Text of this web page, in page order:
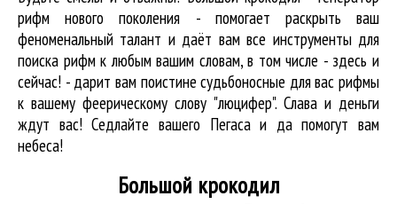
рифм нового поколения - помогает раскрыть ваш
феноменальный талант и даёт вам все инструменты для
поиска рифмк любым вашим словам, в том числе - здесь и
сейчас! - дарит вам поистине судьбоносные для вас рифмы
к вашему феерическому слову "люцифер". Слава и деньги
ждут вас! Седлайте вашего Пегаса и да помогут вам
небеса!
Большой крокодил